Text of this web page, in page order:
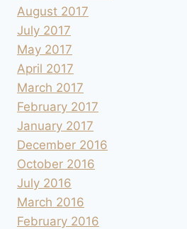
August 2017
July 2017
May 2017
April 2017
March 2017
February 2017
January 2017
December 2016
October 2016
July 2016
March 2016
February 2016